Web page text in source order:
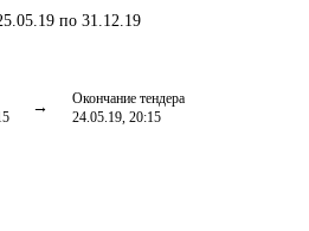
по 31.12.19
Окончание тендера
24.05.19, 20:15